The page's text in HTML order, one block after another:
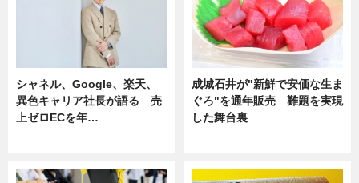
シャネル、Google、楽天、
異色キャリア社長が語る 売
上ゼロECを年…
成城石井が"新鮮で安価な生ま
ぐろ"を通年販売 難題を実現
した舞台裏